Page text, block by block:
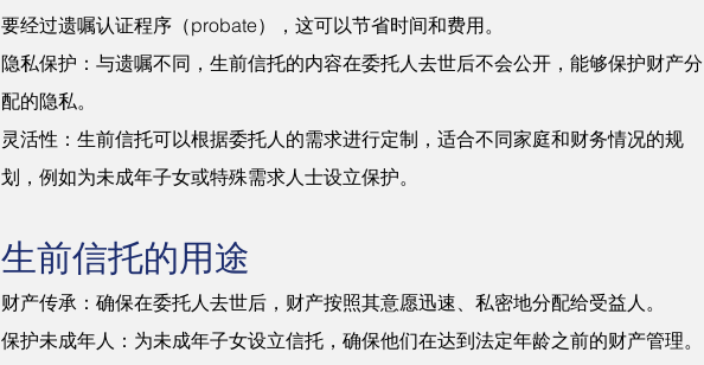
要经过遗嘱认证程序（probate），这可以节省时间和费用。
隐私保护：与遗嘱不同，生前信托的内容在委托人去世后不会公开，能够保护财产分
配的隐私。
灵活性：生前信托可以根据委托人的需求进行定制，适合不同家庭和财务情况的规
划，例如为未成年子女或特殊需求人士设立保护。
生前信托的用途
财产传承：确保在委托人去世后，财产按照其意愿迅速、私密地分配给受益人。
保护未成年人：为未成年子女设立信托，确保他们在达到法定年龄之前的财产管理。